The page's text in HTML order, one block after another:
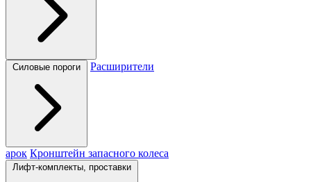
Силовые пороги Расширители
арок Кронштейн запасного колеса
Лифт-комплекты, проставки